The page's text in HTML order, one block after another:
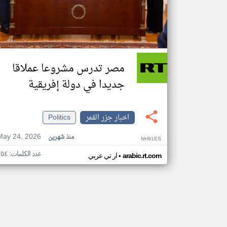
مصر تدرس مشروعا عملاقا
جديدا في دولة إفريقية
اخبار جزر القمر
Politics
24, 2026
منذ شهرين NH91ES
ار تي عربي• arabic.rt.com عدد الكلمات: ٢٥٤